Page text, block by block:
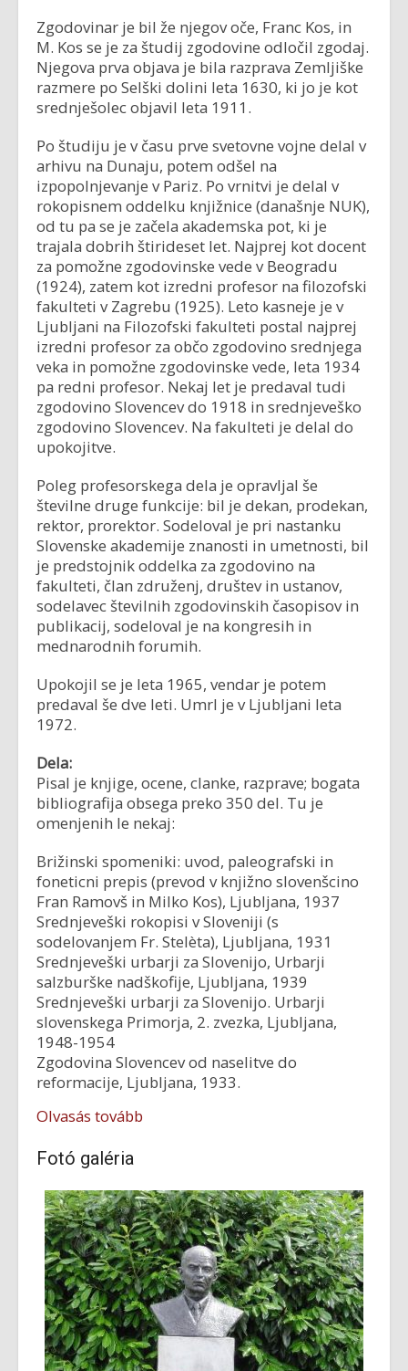
Zgodovinar je bil že njegov oče, Franc Kos, in
M. Kos se je za študij zgodovine odločil zgodaj.
Njegova prva objava je bila razprava Zemljiške
razmere po Selški dolini leta 1630, ki jo je kot
srednješolec objavil leta 1911.
Po študiju je v času prve svetovne vojne delal v
arhivu na Dunaju, potem odšel na
izpopolnjevanje v Pariz. Po vrnitvi je delal v
rokopisnem oddelku knjižnice (današnje NUK),
od tu pa se je začela akademska pot, ki je
trajala dobrih štirideset let. Najprej kot docent
za pomožne zgodovinske vede v Beogradu
(1924), zatem kot izredni profesor na filozofski
fakulteti v Zagrebu (1925). Leto kasneje je v
Ljubljani na Filozofski fakulteti postal najprej
izredni profesor za občo zgodovino srednjega
veka in pomožne zgodovinske vede, leta 1934
pa redni profesor. Nekaj let je predaval tudi
zgodovino Slovencev do 1918 in srednjeveško
zgodovino Slovencev. Na fakulteti je delal do
upokojitve.
Poleg profesorskega dela je opravljal še
številne druge funkcije: bil je dekan, prodekan,
rektor, prorektor. Sodeloval je pri nastanku
Slovenske akademije znanosti in umetnosti, bil
je predstojnik oddelka za zgodovino na
fakulteti, član združenj, društev in ustanov,
sodelavec številnih zgodovinskih časopisov in
publikacij, sodeloval je na kongresih in
mednarodnih forumih.
Upokojil se je leta 1965, vendar je potem
predaval še dve leti. Umrl je v Ljubljani leta
1972.
Dela:
Pisal je knjige, ocene, clanke, razprave; bogata
bibliografija obsega preko 350 del. Tu je
omenjenih le nekaj:
Brižinski spomeniki: uvod, paleografski in
foneticni prepis (prevod v knjižno slovenšcino
Fran Ramovš in Milko Kos), Ljubljana, 1937
Srednjeveški rokopisi v Sloveniji (s
sodelovanjem Fr. Stelèta), Ljubljana, 1931
Srednjeveški urbarji za Slovenijo, Urbarji
salzburške nadškofije, Ljubljana, 1939
Srednjeveški urbarji za Slovenijo. Urbarji
slovenskega Primorja, 2. zvezka, Ljubljana,
1948-1954
Zgodovina Slovencev od naselitve do
reformacije, Ljubljana, 1933.
Olvasás tovább
Fotó galéria